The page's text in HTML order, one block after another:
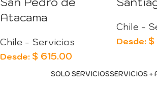
Atacama
Chile - Servicios
Desde: $ 615.00
Chile -
Desde: $
SOLO SERVICIOSSERVICIOS +